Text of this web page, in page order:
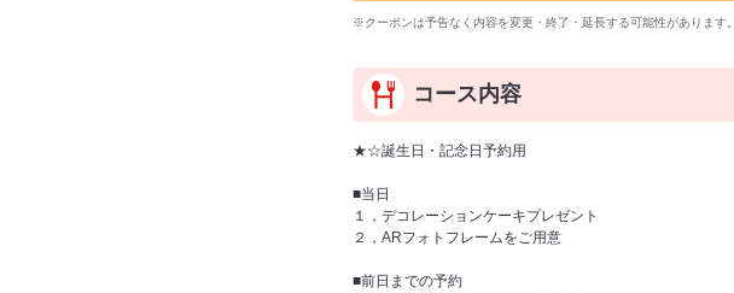
※クーポンは予告なく内容を変更・終了・延長する可能性があります。
コース内容
★☆誕生日・記念日予約用
■当日
１，デコレーションケーキプレゼント
２，ARフォトフレームをご用意
■前日までの予約